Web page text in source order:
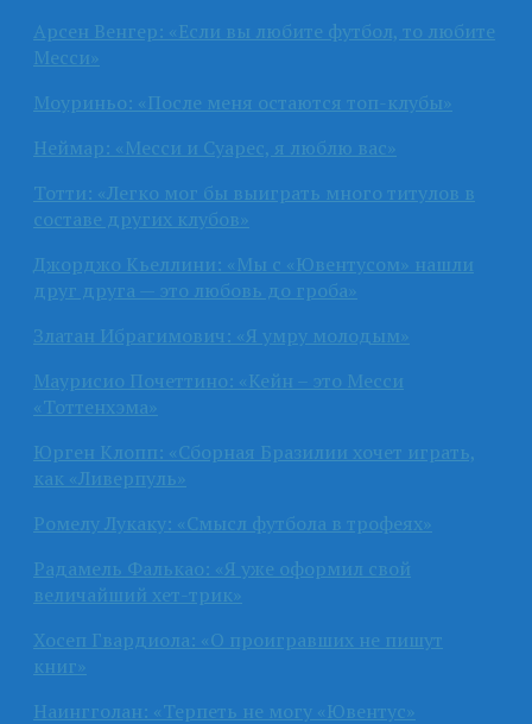
Арсен Венгер: «Если вы любите футбол, то любите
Месси»
Моуриньо: «После меня остаются топ-клубы»
Неймар: «Месси и Суарес, я люблю вас»
Тотти: «Легко мог бы выиграть много титулов в
составе других клубов»
Джорджо Кьеллини: «Мы с «Ювентусом» нашли
друг друга — это любовь до гроба»
Златан Ибрагимович: «Я умру молодым»
Маурисио Почеттино: «Кейн – это Месси
«Тоттенхэма»
Юрген Клопп: «Сборная Бразилии хочет играть,
как «Ливерпуль»
Ромелу Лукаку: «Смысл футбола в трофеях»
Радамель Фалькао: «Я уже оформил свой
величайший хет-трик»
Хосеп Гвардиола: «О проигравших не пишут
книг»
Наингголан: «Терпеть не могу «Ювентус»